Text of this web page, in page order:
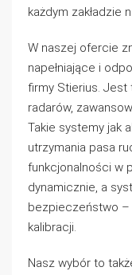
każdym zakładzie
W naszej ofercie
napełniające i
firmy Stierius. Jest
radarów,
Takie systemy jak
utrzymania pasa
funkcjonalności w
dynamicznie, a
bezpieczeństwo
kalibracji.
Nasz wybór to